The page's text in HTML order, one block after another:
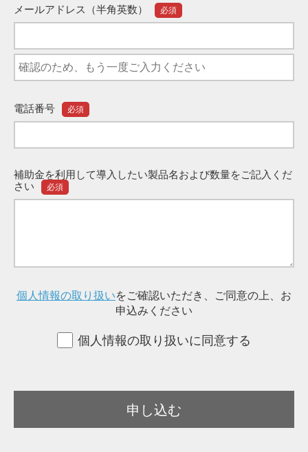
メールアドレス（半角英数） 必須
電話番号 必須
補助金を利用して導入したい製品名および数量をご記入くだ
さい
必須
個人情報の取り扱いをご確認いただき、ご同意の上、お
申込みください
個人情報の取り扱いに同意する
申し込む